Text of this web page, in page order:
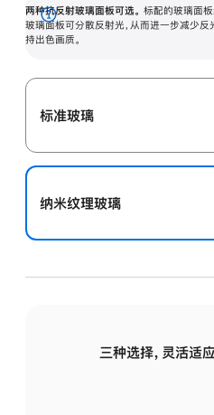
两种抗反射玻璃面板可选。 标配的玻璃面板
玻璃面板可分散反射光，从而进一步减少
持出色画质。
展
开
标准玻璃
纳米纹理玻璃
三种选择，灵活适